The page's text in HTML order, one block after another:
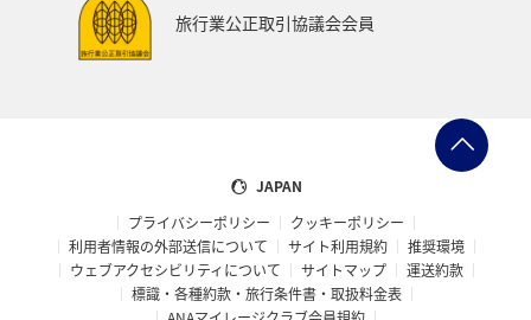
旅行業公正取引協議会会員
JAPAN
プライバシーポリシー
クッキーポリシー
利用者情報の外部送信について
サイト利用規約
推奨環境
ウェブアクセシビリティについて
サイトマップ
運送約款
標識・各種約款・旅行条件書・取扱料金表